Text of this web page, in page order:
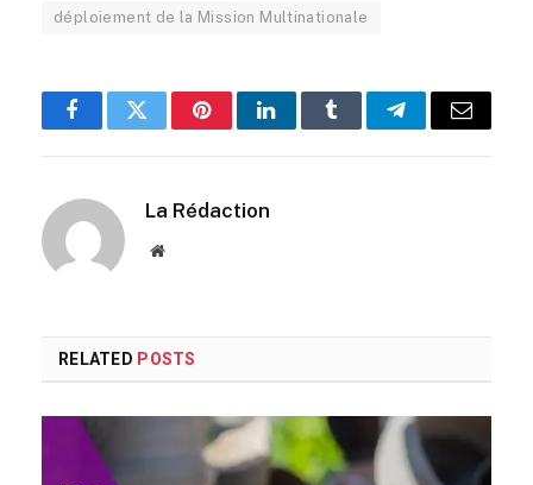
déploiement de la Mission Multinationale
FacebookTwitterPinterestLinkedInTumblrTelegramEmail
La Rédaction
Website
RELATED POSTS